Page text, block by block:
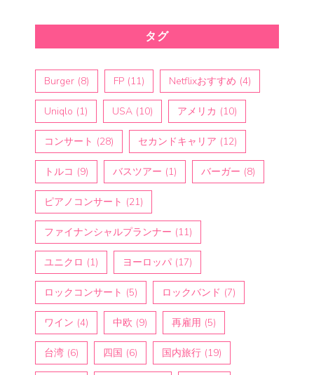
タグ
Burger (8) FP (11) Netflixおすすめ (4)
Uniqlo (1) USA (10) アメリカ (10)
コンサート (28) セカンドキャリア (12)
トルコ (9) バスツアー (1) バーガー (8)
ピアノコンサート (21)
ファイナンシャルプランナー (11)
ユニクロ (1) ヨーロッパ (17)
ロックコンサート (5) ロックバンド (7)
ワイン (4) 中欧 (9) 再雇用 (5)
台湾 (6) 四国 (6) 国内旅行 (19)